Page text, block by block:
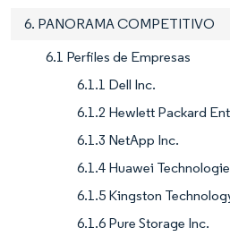
6. PANORAMA COMPETITIVO
6.1 Perfiles de Empresas
6.1.1 Dell Inc.
6.1.2 Hewlett Packard
6.1.3 NetApp Inc.
6.1.4 Huawei
6.1.5 Kingston
6.1.6 Pure Storage Inc.